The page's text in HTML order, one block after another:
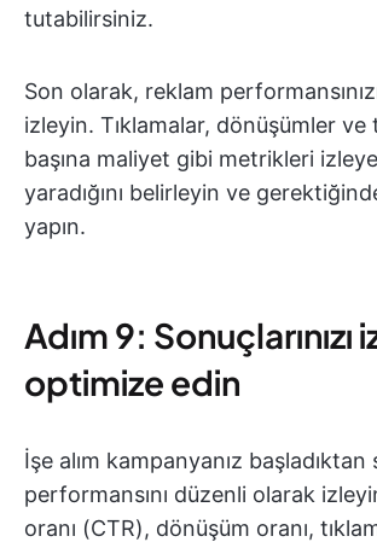
tutabilirsiniz.
Son olarak, reklam
izleyin. Tıklamalar, dönüşümler ve
başına maliyet gibi metrikleri
yaradığını belirleyin ve
yapın.
Adım 9: Sonuçlarınızı
optimize edin
İşe alım kampanyanız başladıktan
performansını düzenli olarak
oranı (CTR), dönüşüm oranı,